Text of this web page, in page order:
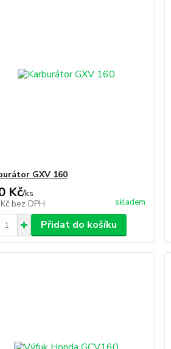
GXV 160
Kč/ks
bez DPH skladem
Přidat do košíku